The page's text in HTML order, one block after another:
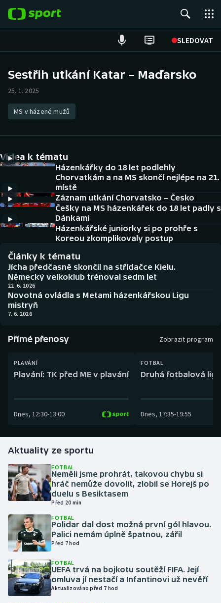
SLEDOVAT
Hokej
Tenis
Atletika
Cyklistika
DALŠÍ SPORTY
Americký fotbal
Baseball a softbal
Basketbal
Biatlon
Boby a skeleton
Dostihy
Futsal
Gymnastika
Házená
Jezdectví
Judo
Krasobruslení
Lezení
NEPŘEHLÉDNĚTE
Soutěže
Historické návraty
Aplikace ČT sport
AZ kvíz
Sestřih utkání Katar – Maďarsko
25. 1. 2025
MS v házené mužů
Videa k tématu
Házenkářky do 18 let podlehly
Chorvatkám a na MS skončí nejlépe na 21.
místě
Záznam utkání Chorvatsko – Česko
Češky na MS házenkářek do 18 let padly s
Dánkami
Házenkářské juniorky si po prohře s
Koreou zkomplikovaly postup
Články k tématu
Jícha předčasně skončil na střídačce Kielu.
Německý velkoklub trénoval sedm let
22. 6. 2026
Novotná ovládla s Metami házenkářskou Ligu
mistryň
7. 6. 2026
Přímé přenosy Zobrazit program
PLAVÁNÍ
Plavání: TK před ME v plavání
Dnes, 12:30-13:00
FOTBAL
Druhá fotbalová
Dnes, 17:35-19:55
Aktuality ze sportu
FOTBAL
Neměli jsme prohrát, takovou chybu si
hráč nemůže dovolit, zlobil se Horejš po
duelu s Besiktasem
Před 20 min
FOTBAL
Polidar dal dost možná první gól hlavou.
Palici nemám úplně špatnou, zářil
Před 7 hod
FOTBAL
UEFA trvá na bojkotu soutěží FIFA. Její
omluva jí nestačí a Infantinovi už nevěří
Aktualizováno před 7 hod